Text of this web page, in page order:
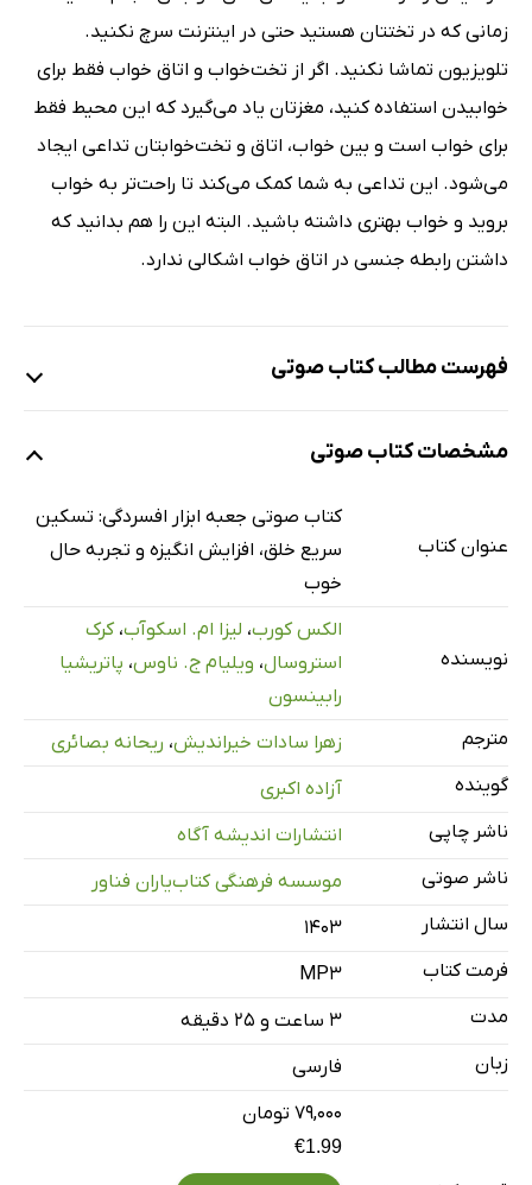
زمانی که در تختتان هستید حتی در اینترنت سرچ نکنید.
تلویزیون تماشا نکنید. اگر از تخت‌خواب و اتاق خواب فقط برای
خوابیدن استفاده کنید، مغزتان یاد می‌گیرد که این محیط فقط
برای خواب است و بین خواب، اتاق و تخت‌خوابتان تداعی ایجاد
می‌شود. این تداعی به شما کمک می‌کند تا راحت‌تر به خواب
بروید و خواب بهتری داشته باشید. البته این را هم بدانید که
داشتن رابطه جنسی در اتاق خواب اشکالی ندارد.
فهرست مطالب کتاب صوتی
نمونه
8 دقیقه
فصل اول: از افکار منفی دوری کنید
43 دقیقه فصل دوم: خلق پایین را رها کنید
38 دقیقه فصل سوم: بی‌انگیزگی و ناامیدی را شکست دهید
مشخصات کتاب صوتی
عنوان کتاب
کتاب صوتی جعبه ابزار افسردگی: تسکین
سریع خلق، افزایش انگیزه و تجربه حال
خوب
نویسنده
الکس کورب، لیزا ام. اسکوآب،کرک
استروسال، ویلیام ج. ناوس، پاتریشیا
رابینسون
مترجم
زهرا سادات خیراندیش، ریحانه بصائری
گوینده
آزاده اکبری
ناشر چاپی
انتشارات اندیشه آگاه
ناشر صوتی
موسسه فرهنگی کتاب‌یاران فناور
سال انتشار
۱۴۰۳
فرمت کتاب
MP3
مدت
۳ ساعت و ۲۵ دقیقه
زبان
فارسی
۷۹,۰۰۰ تومان
€1.99